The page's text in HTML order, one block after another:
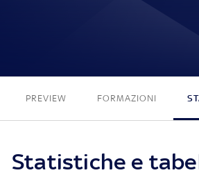
PREVIEW FORMAZIONI
Statistiche e